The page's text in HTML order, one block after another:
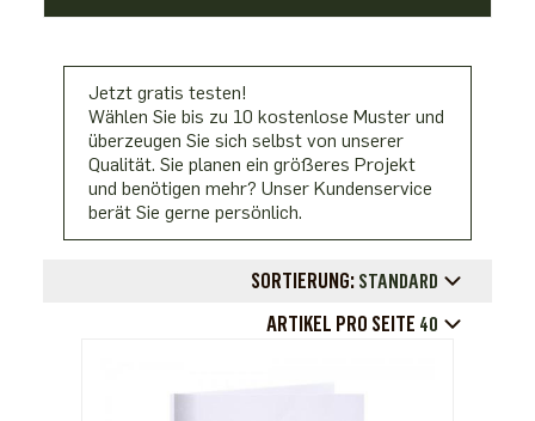
Jetzt gratis testen!
Wählen Sie bis zu 10 kostenlose Muster und
überzeugen Sie sich selbst von unserer
Qualität. Sie planen ein größeres Projekt
und benötigen mehr? Unser Kundenservice
berät Sie gerne persönlich.
SORTIERUNG: STANDARD
ARTIKEL PRO SEITE 40